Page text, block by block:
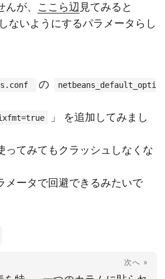
が、 ここら辺 見てみると
ないようにするパラメータらし
の
netbeans_default_opti
」 を追加してみまし
ってみてもクラッシュしなくな
メータで回避できるみたいで
次へ »